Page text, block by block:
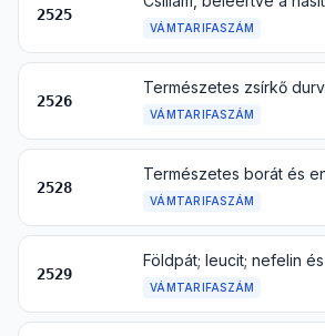
2525
VÁMTARIFASZÁM
2526
VÁMTARIFASZÁM
2528
VÁMTARIFASZÁM
2529
VÁMTARIFASZÁM